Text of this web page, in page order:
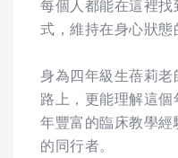
每個人都能在這裡
式，維持在身心狀態
身為四年級生蓓莉
路上，更能理解這
年豐富的臨床教學
的同行者。